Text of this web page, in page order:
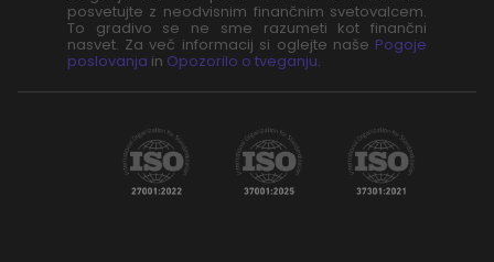
posvetujte z neodvisnim finančnim svetovalcem.
To gradivo se ne sme razumeti kot finančni
nasvet. Za več informacij si oglejte naše Pogoje
poslovanja in Opozorilo o tveganju.